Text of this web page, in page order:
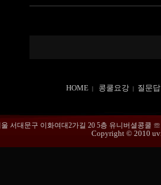
HOME | 콩쿨요강 | 질문
서대문구 이화여대2가길 20 5층 유니버셜콩쿨 ☏
Copyright © 2010